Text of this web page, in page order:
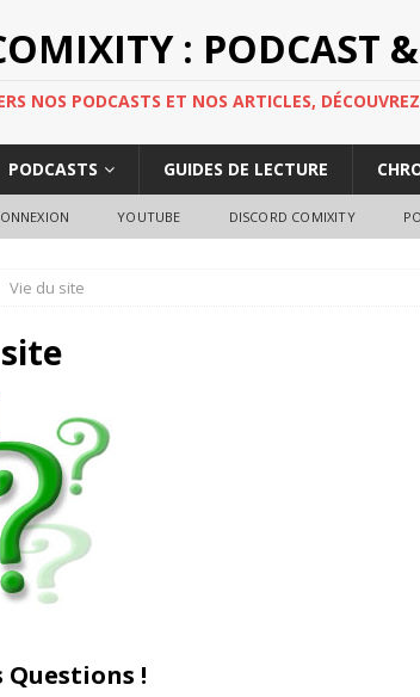
: PODCAST
NOS PODCASTS ET NOS ARTICLES,
PODCASTS GUIDES DE LECTURE
YOUTUBE DISCORD COMIXITY
Vie du site
Questions !